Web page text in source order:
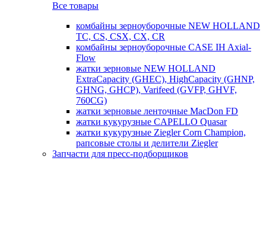
Все товары
комбайны зерноуборочные NEW HOLLAND
TC, CS, CSX, CX, CR
комбайны зерноуборочные CASE IH Axial-
Flow
жатки зерновые NEW HOLLAND
ExtraCapacity (GHEC), HighCapacity (GHNP,
GHNG, GHCP), Varifeed (GVFP, GHVF,
760CG)
жатки зерновые ленточные MacDon FD
жатки кукурузные CAPELLO Quasar
жатки кукурузные Ziegler Corn Champion,
рапсовые столы и делители Ziegler
Запчасти для пресс-подборщиков